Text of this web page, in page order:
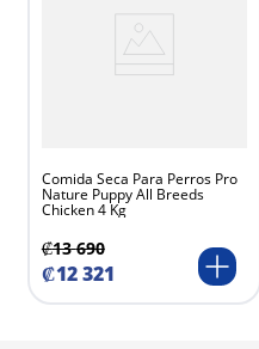
Comida Seca Para Perros Pro
Nature Puppy All Breeds
Chicken 4 Kg
₡13 690
₡12321